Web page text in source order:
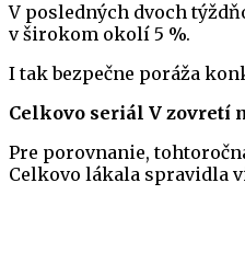
V posledných dvoch
v širokom okolí 5 %.
I tak bezpečne poráža
Celkovo seriál V zovretí
Pre porovnanie,
Celkovo lákala spravidla